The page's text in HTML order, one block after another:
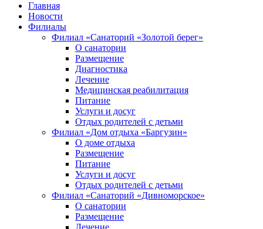
Главная
Новости
Филиалы
Филиал «Санаторий «Золотой берег»
О санатории
Размещение
Диагностика
Лечение
Медицинская реабилитация
Питание
Услуги и досуг
Отдых родителей с детьми
Филиал «Дом отдыха «Баргузин»
О доме отдыха
Размещение
Питание
Услуги и досуг
Отдых родителей с детьми
Филиал «Санаторий «Дивноморское»
О санатории
Размещение
Лечение